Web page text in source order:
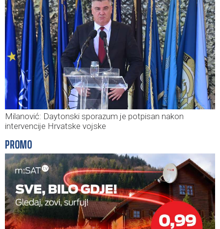
Milanović: Daytonski sporazum je potpisan nakon
intervencije Hrvatske vojske
PROMO